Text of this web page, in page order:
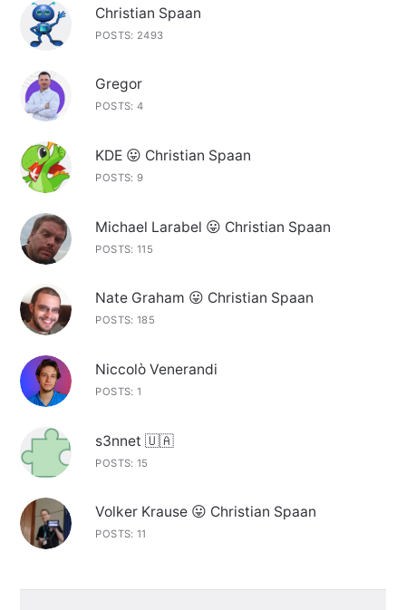
Christian Spaan
POSTS: 2493
Gregor
POSTS: 4
KDE 😛 Christian Spaan
POSTS: 9
Michael Larabel 😛 Christian Spaan
POSTS: 115
Nate Graham 😛 Christian Spaan
POSTS: 185
Niccolò Venerandi
POSTS: 1
s3nnet 🇺🇦
POSTS: 15
Volker Krause 😛 Christian Spaan
POSTS: 11